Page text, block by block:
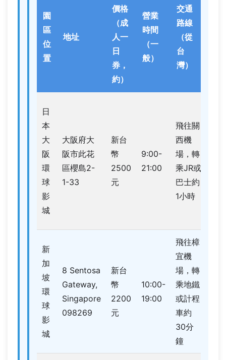
園
區
位
置
地址
價格
（成
人一
日
券，
約）
營業
時間
（一
般）
交通
路線
（從
台
灣）
日
本
大
阪
環
球
影
城
大阪府大
阪市此花
區櫻島2-
1-33
新台
幣
2500
元
9:00-
21:00
飛往關
西機
場，轉
乘JR或
巴士約
1小時
新
加
坡
環
球
影
城
8 Sentosa
Gateway,
Singapore
098269
新台
幣
2200
元
10:00-
19:00
飛往樟
宜機
場，轉
乘地鐵
或計程
車約
30分
鐘